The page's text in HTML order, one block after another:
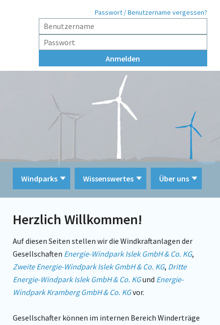
Passwort / Benutzername vergessen?
Windparks Wissenswertes Über uns
Herzlich Willkommen!
Auf diesen Seiten stellen wir die Windkraftanlagen der
Gesellschaften Energie-Windpark Islek GmbH & Co. KG,
Zweite Energie-Windpark Islek GmbH & Co. KG, Dritte
Energie-Windpark Islek GmbH & Co. KGund Energie-
Windpark Kramberg GmbH & Co. KGvor.
Gesellschafter können im internen Bereich Winderträge